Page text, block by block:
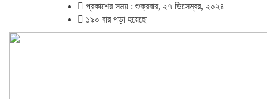
প্রকাশের সময় : শুক্রবার, ২৭ ডিসেম্বর, ২০২৪
১৯০ বার পড়া হয়েছে